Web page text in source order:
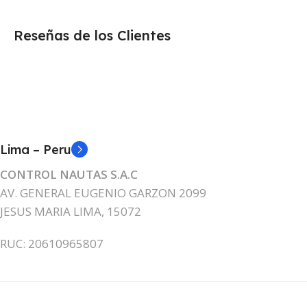
Reseñas de los Clientes
Lima – Peru
CONTROL NAUTAS S.A.C
AV. GENERAL EUGENIO GARZON 2099
JESUS MARIA LIMA, 15072
RUC: 20610965807